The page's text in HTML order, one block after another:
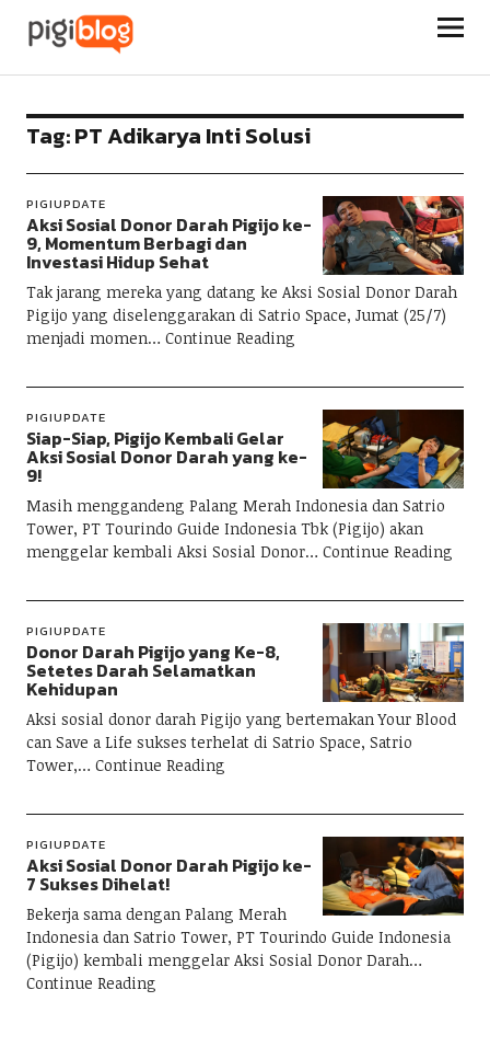
Pigiblog
Tag:PT Adikarya Inti Solusi
PIGIUPDATE
Aksi Sosial Donor Darah Pigijo ke-
9, Momentum Berbagi dan
Investasi Hidup Sehat
Tak jarang mereka yang datang ke Aksi Sosial Donor Darah
Pigijo yang diselenggarakan di Satrio Space, Jumat (25/7)
menjadi momen
Continue Reading
PIGIUPDATE
Siap-Siap, Pigijo Kembali Gelar
Aksi Sosial Donor Darah yang ke-
9!
Masih menggandeng Palang Merah Indonesia dan Satrio
Tower, PT Tourindo Guide Indonesia Tbk (Pigijo) akan
menggelar kembali Aksi Sosial Donor
Continue Reading
PIGIUPDATE
Donor Darah Pigijo yang Ke-8,
Setetes Darah Selamatkan
Kehidupan
Aksi sosial donor darah Pigijo yang bertemakan Your Blood
can Save a Life sukses terhelat di Satrio Space, Satrio
Tower,
Continue Reading
PIGIUPDATE
Aksi Sosial Donor Darah Pigijo ke-
7 Sukses Dihelat!
Bekerja sama dengan Palang Merah
Indonesia dan Satrio Tower, PT Tourindo Guide Indonesia
(Pigijo) kembali menggelar Aksi Sosial Donor Darah
Continue Reading